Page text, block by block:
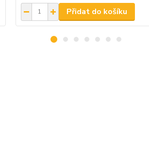
Přidat do košíku